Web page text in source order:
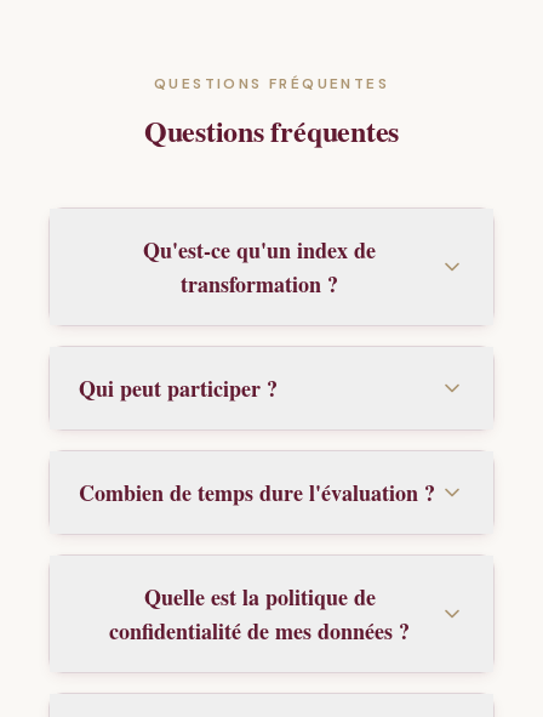
QUESTIONS FRÉQUENTES
Questions fréquentes
Qu'est-ce qu'un index de
transformation ?
Qui peut participer ?
Combien de temps dure l'évaluation ?
Quelle est la politique de
confidentialité de mes données ?